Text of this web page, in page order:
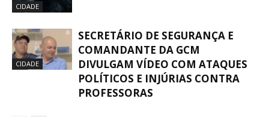
CIDADE
CIDADE
SECRETÁRIO DE SEGURANÇA E
COMANDANTE DA GCM
DIVULGAM VÍDEO COM ATAQUES
POLÍTICOS E INJÚRIAS CONTRA
PROFESSORAS